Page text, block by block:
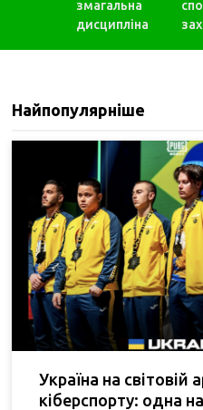
змагальна
дисципліна
Найпопулярніше
Україна на світовій
кіберспорту: одна